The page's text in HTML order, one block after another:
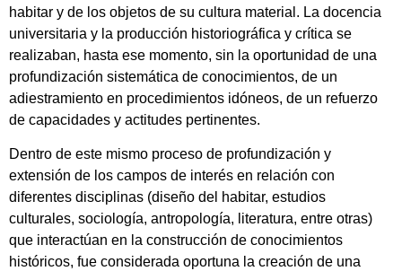
habitar y de los objetos de su cultura material. La docencia
universitaria y la producción historiográfica y crítica se
realizaban, hasta ese momento, sin la oportunidad de una
profundización sistemática de conocimientos, de un
adiestramiento en procedimientos idóneos, de un refuerzo
de capacidades y actitudes pertinentes.
Dentro de este mismo proceso de profundización y
extensión de los campos de interés en relación con
diferentes disciplinas (diseño del habitar, estudios
culturales, sociología, antropología, literatura, entre otras)
que interactúan en la construcción de conocimientos
históricos, fue considerada oportuna la creación de una